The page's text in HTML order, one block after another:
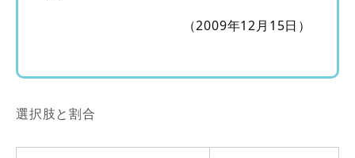
（2009年12月15日）
選択肢と割合